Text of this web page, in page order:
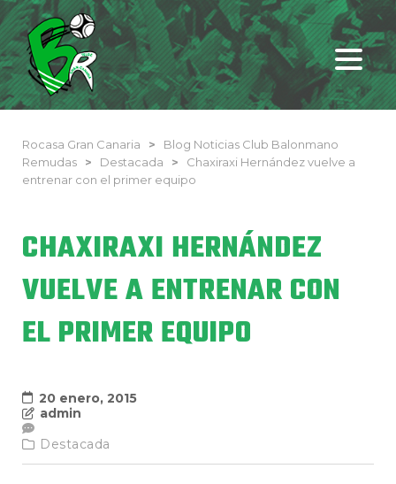
Rocasa Gran Canaria >
Blog Noticias Club Balonmano
Remudas
> Destacada >
Chaxiraxi Hernández vuelve a
entrenar con el primer equipo
CHAXIRAXI HERNÁNDEZ
VUELVE A ENTRENAR CON
EL PRIMER EQUIPO
20 enero, 2015
admin
Destacada